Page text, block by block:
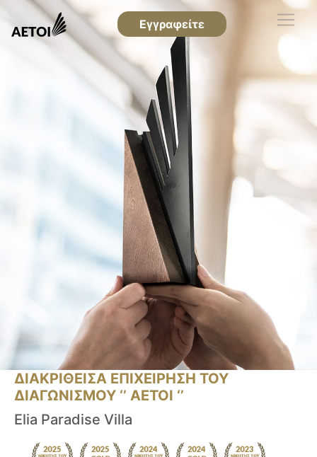
Εγγραφείτε
ΔΙΑΚΡΙΘΕΙΣΑ ΕΠΙΧΕΙΡΗΣΗ ΤΟΥ
ΔΙΑΓΩΝΙΣΜΟΥ ‘’ ΑΕΤΟΙ ‘’
Elia Paradise Villa